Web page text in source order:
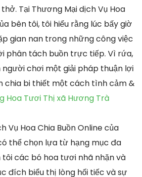
Tại Thương Mại dịch Vụ Hoa
bên tôi, tôi hiểu rằng lúc bấy giờ
gian nan trong những công việc
phân tách buồn trực tiếp. Vì rứa,
chơi một giải pháp thuận lợi
chia bi thiết một cách tình cảm &
Hoa Tươi Thị xã Hương Trà
Vụ Hoa Chia Buồn Online của
thể chọn lựa từ hạng mục đa
tôi các bó hoa tươi nhã nhặn và
đích biểu thị lòng hối tiếc và sự